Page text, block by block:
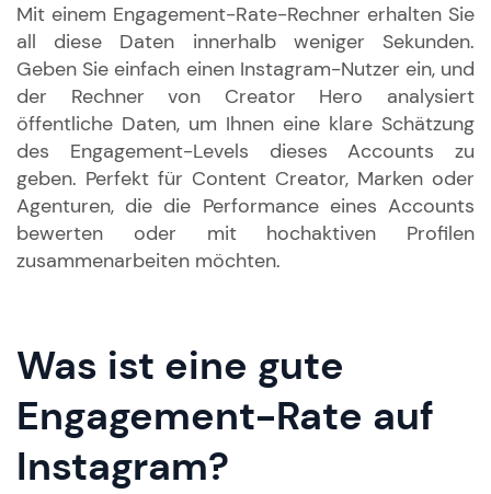
Mit einem Engagement-Rate-Rechner erhalten Sie
all diese Daten innerhalb weniger Sekunden.
Geben Sie einfach einen Instagram-Nutzer ein, und
der Rechner von Creator Hero analysiert
öffentliche Daten, um Ihnen eine klare Schätzung
des Engagement-Levels dieses Accounts zu
geben. Perfekt für Content Creator, Marken oder
Agenturen, die die Performance eines Accounts
bewerten oder mit hochaktiven Profilen
zusammenarbeiten möchten.
Was ist eine gute
Engagement-Rate auf
Instagram?